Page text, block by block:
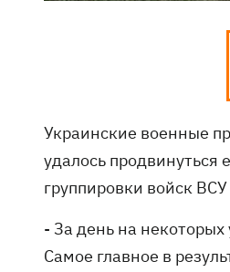
Украинские военные
удалось продвинуться
группировки войск
- За день на
Самое главное в